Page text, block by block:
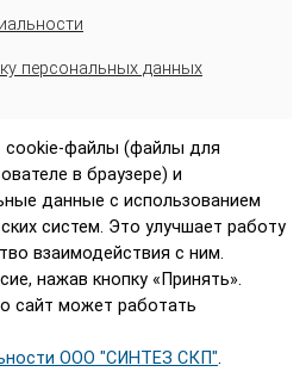
персональных данных
Надзор»
д. 13а, стр. 2, офис 314
92(Многоканальный)
+7 (903) 771-77-99
cookie-файлы (файлы для
в браузере) и
данные с использованием
систем. Это улучшает работу
взаимодействия с ним.
нажав кнопку «Принять».
сайт может работать
ООО "СИНТЕЗ СКП".